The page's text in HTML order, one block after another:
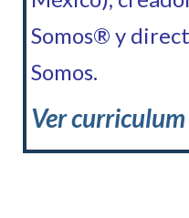
Somos® y
Somos.
Ver